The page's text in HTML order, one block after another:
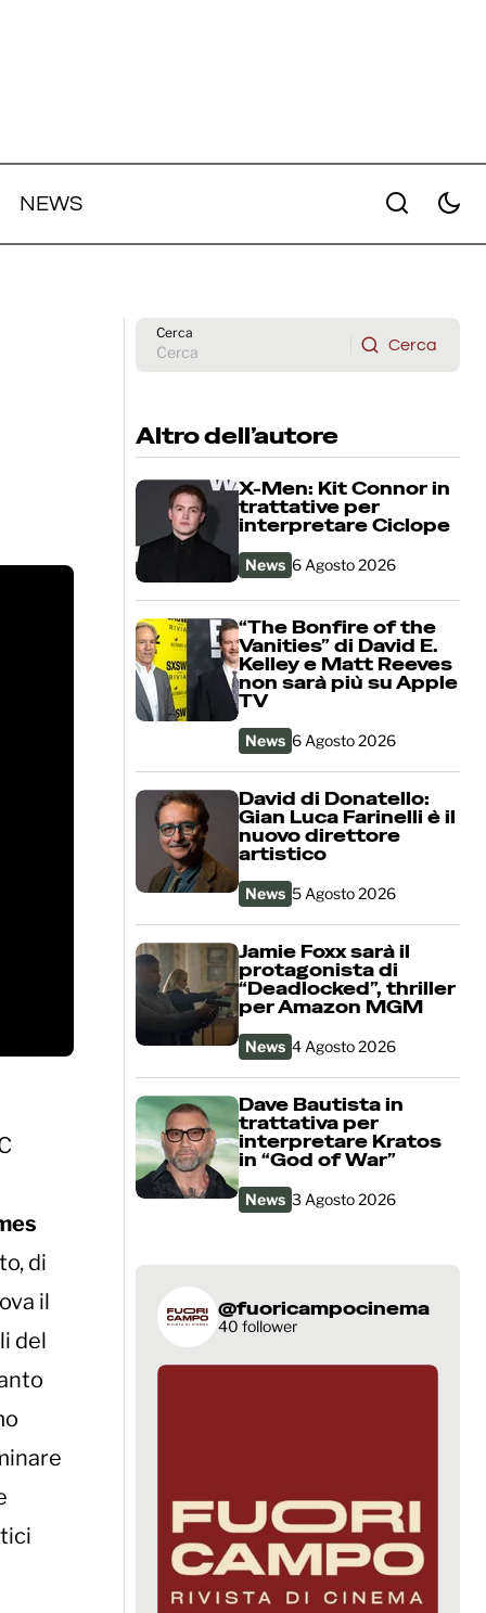
NEWS
del
ufficiale
di
il
del
Cerca
Cerca
Altro dell’autore
X-Men: Kit Connor in
trattative per
interpretare Ciclope
News 6 Agosto 2026
“The Bonfire of the
Vanities” di David E.
Kelley e Matt Reeves
non sarà più su Apple
TV
News 6 Agosto 2026
David di Donatello:
Gian Luca Farinelli è il
nuovo direttore
artistico
News 5 Agosto 2026
Jamie Foxx sarà il
protagonista di
“Deadlocked”, thriller
per Amazon MGM
News 4 Agosto 2026
Dave Bautista in
trattativa per
interpretare Kratos
in “God of War”
News 3 Agosto 2026
@fuoricampocinema
40 follower